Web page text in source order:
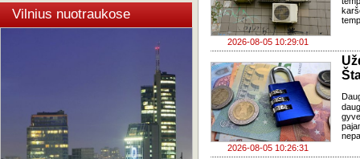
Vilnius nuotraukose
2026-08-05 10:29:01
2026-08-05 10:26:31